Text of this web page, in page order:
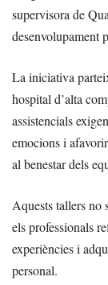
supervisora de
desenvolupament
La iniciativa
hospital d’alta
assistencials
emocions i
al benestar dels
Aquests tallers no
els professionals
experiències i
personal.